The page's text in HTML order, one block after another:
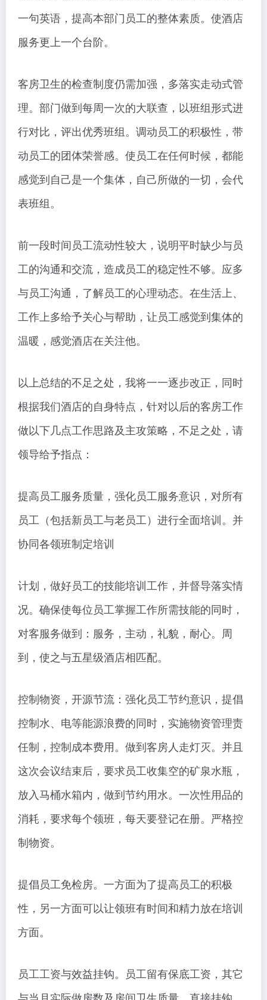
一句英语，提高本部门员工的整体素质。使酒店
服务更上一个台阶。
客房卫生的检查制度仍需加强，多落实走动式管
理。部门做到每周一次的大联查，以班组形式进
行对比，评出优秀班组。调动员工的积极性，带
动员工的团体荣誉感。使员工在任何时候，都能
感觉到自己是一个集体，自己所做的一切，会代
表班组。
前一段时间员工流动性较大，说明平时缺少与员
工的沟通和交流，造成员工的稳定性不够。应多
与员工沟通，了解员工的心理动态。在生活上、
工作上多给予关心与帮助，让员工感觉到集体的
温暖，感觉酒店在关注他。
以上总结的不足之处，我将一一逐步改正，同时
根据我们酒店的自身特点，针对以后的客房工作
做以下几点工作思路及主攻策略，不足之处，请
领导给予指点：
提高员工服务质量，强化员工服务意识，对所有
员工（包括新员工与老员工）进行全面培训。并
协同各领班制定培训
计划，做好员工的技能培训工作，并督导落实情
况。确保使每位员工掌握工作所需技能的同时，
对客服务做到：服务，主动，礼貌，耐心。周
到，使之与五星级酒店相匹配。
控制物资，开源节流：强化员工节约意识，提倡
控制水、电等能源浪费的同时，实施物资管理责
任制，控制成本费用。做到客房人走灯灭。并且
这次会议结束后，要求员工收集空的矿泉水瓶，
放入马桶水箱内，做到节约用水。一次性用品的
消耗，要求每个领班，每天要登记在册。严格控
制物资。
提倡员工免检房。一方面为了提高员工的积极
性，另一方面可以让领班有时间和精力放在培训
方面。
员工工资与效益挂钩。员工留有保底工资，其它